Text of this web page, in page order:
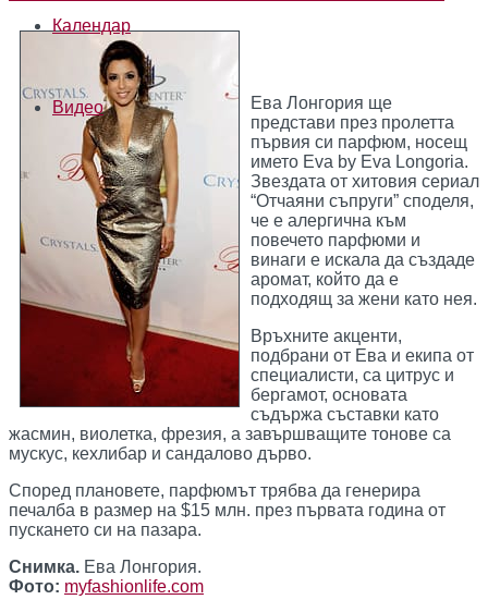
Календар
Видео
Ева Лонгория ще
представи през пролетта
първия си парфюм, носещ
името Eva by Eva Longoria.
Звездата от хитовия сериал
“Отчаяни съпруги” споделя,
че е алергична към
повечето парфюми и
винаги е искала да създаде
аромат, който да е
подходящ за жени като нея.
Връхните акценти,
подбрани от Ева и екипа от
специалисти, са цитрус и
бергамот, основата
съдържа съставки като
жасмин, виолетка, фрезия, а завършващите тонове са
мускус, кехлибар и сандалово дърво.
Според плановете, парфюмът трябва да генерира
печалба в размер на $15 млн. през първата година от
пускането си на пазара.
Снимка. Ева Лонгория.
Фото: myfashionlife.com